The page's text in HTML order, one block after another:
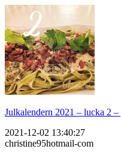
Julkalendern 2021 – lucka 2 –
2021-12-02 13:40:27
christine95hotmail-com